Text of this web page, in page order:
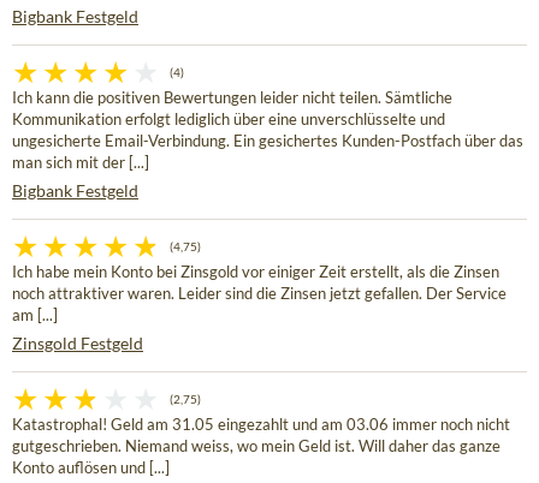
Bigbank Festgeld
(4)
Ich kann die positiven Bewertungen leider nicht teilen. Sämtliche
Kommunikation erfolgt lediglich über eine unverschlüsselte und
ungesicherte Email-Verbindung. Ein gesichertes Kunden-Postfach über das
man sich mit der [...]
Bigbank Festgeld
(4,75)
Ich habe mein Konto bei Zinsgold vor einiger Zeit erstellt, als die Zinsen
noch attraktiver waren. Leider sind die Zinsen jetzt gefallen. Der Service
am [...]
Zinsgold Festgeld
(2,75)
Katastrophal! Geld am 31.05 eingezahlt und am 03.06 immer noch nicht
gutgeschrieben. Niemand weiss, wo mein Geld ist. Will daher das ganze
Konto auflösen und [...]